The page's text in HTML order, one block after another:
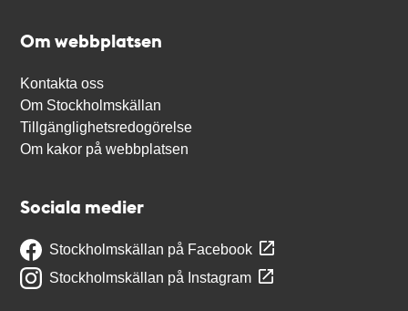
Om webbplatsen
Kontakta oss
Om Stockholmskällan
Tillgänglighetsredogörelse
Om kakor på webbplatsen
Sociala medier
Stockholmskällan på Facebook
Stockholmskällan på Instagram